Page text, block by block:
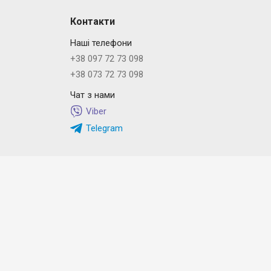
Контакти
Наші телефони
+38 097 72 73 098
+38 073 72 73 098
Чат з нами
Viber
Telegram